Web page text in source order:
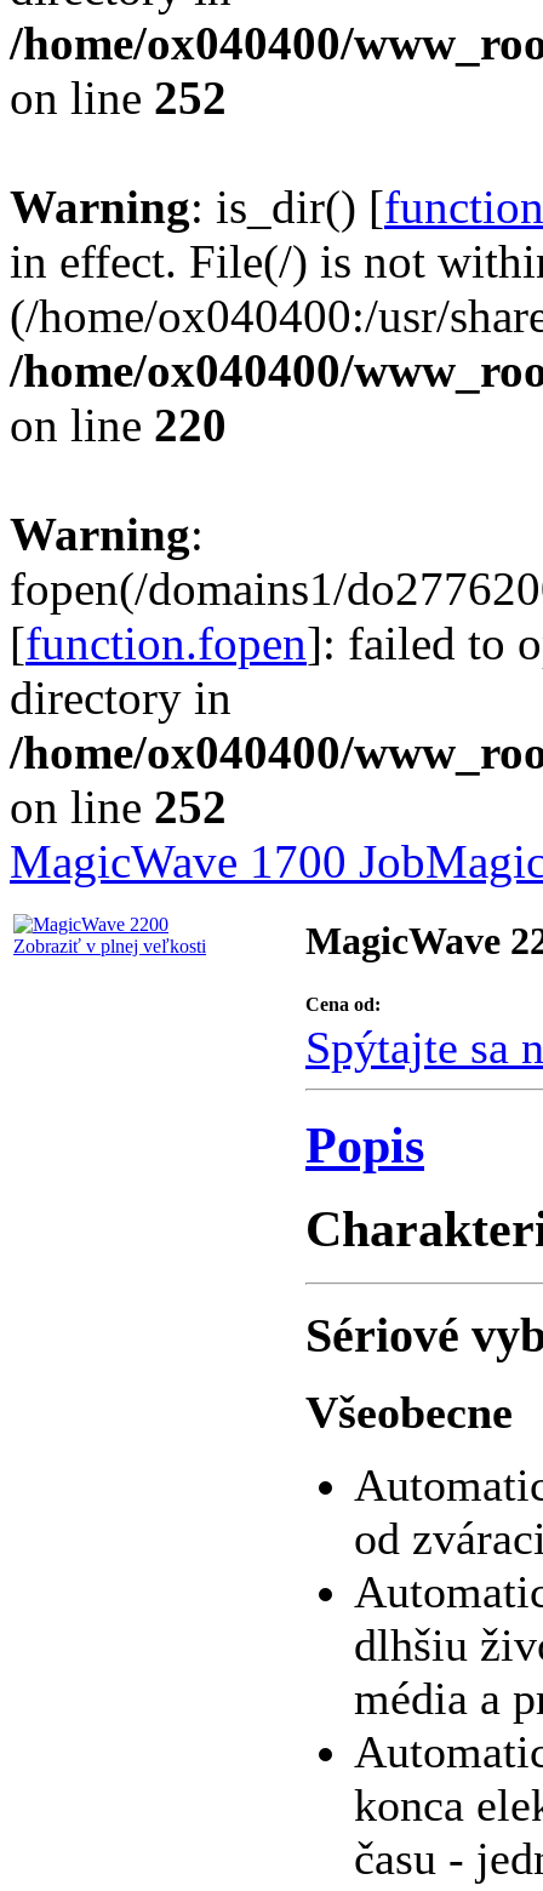
/home/ox040400/
on line 252
Warning: is_dir() [
in effect. File(/) is not
(/home/ox040400:/usr/
/home/ox040400/
on line 220
Warning:
fopen(/domains1/
[function.fopen]: failed to
directory in
/home/ox040400/
on line 252
MagicWave 1700 Job
Zobraziť v plnej veľkosti MagicWave
Cena od:
Spýtajte sa
Popis
Sériové
Všeobecne
od
dlhšiu
média a
konca
času -